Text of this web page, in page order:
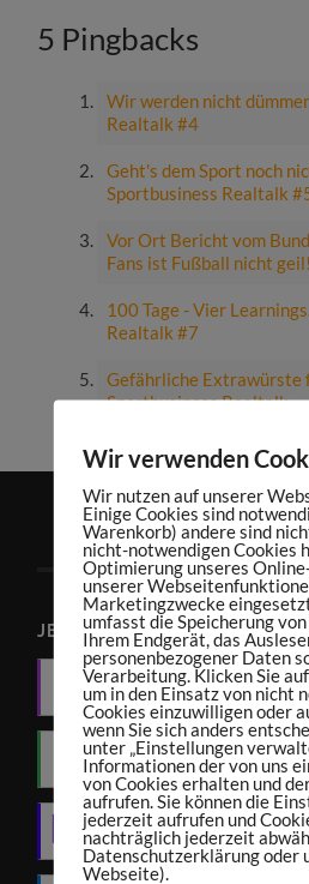
5 Pingbacks
Wir werden nicht
Realtalk #4
Geht's dem Sport noch
Sportbusiness Realtalk
Vor Ort Bericht vom
Fans ist Fußball nicht
100 Tage - Vier
Realtalk #7
Gefährliche Extrawürste
Sportbusiness Realtalk
JETZT PODCAST
Apple Podcasts
Spotify
Amazon Music
Wir verwenden
Wir nutzen auf unserer
Einige Cookies sind
Warenkorb) andere sind
nicht-notwendigen Cookies
Optimierung unseres
unserer
Marketingzwecke
umfasst die Speicherung
Ihrem Endgerät, das
personenbezogener Daten
Verarbeitung. Klicken Sie
um in den Einsatz von nicht
Cookies einzuwilligen oder
wenn Sie sich anders
unter „Einstellungen
Informationen der von uns
von Cookies erhalten und
aufrufen. Sie können die
jederzeit aufrufen und
nachträglich jederzeit
Datenschutzerklärung oder
Webseite).